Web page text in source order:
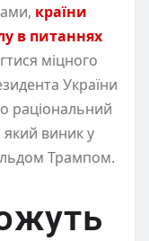
країни
в питаннях
міцного
України
раціональний
який виник у
Трампом.